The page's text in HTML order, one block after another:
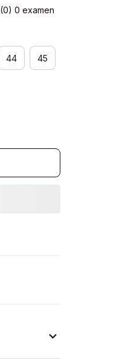
(0) 0 examen
44 45